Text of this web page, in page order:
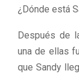
¿Dónde está
Después de
una de ellas
que Sandy